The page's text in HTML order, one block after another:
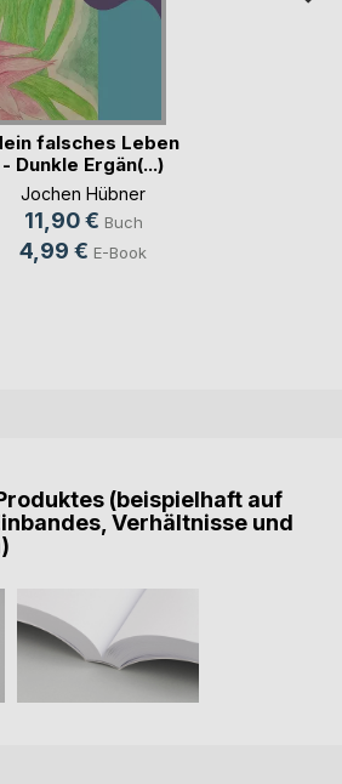
falsches Leben
- Dunkle Ergän(...)
Jochen Hübner
11,90 € Buch
4,99 € E-Book
(beispielhaft auf
Verhältnisse und